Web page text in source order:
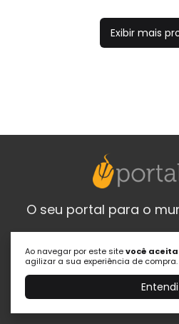
Ao navegar por este sitevocê aceita
agilizar a sua experiência de compra.
Entendi
Exibir mais
O seu portal para o